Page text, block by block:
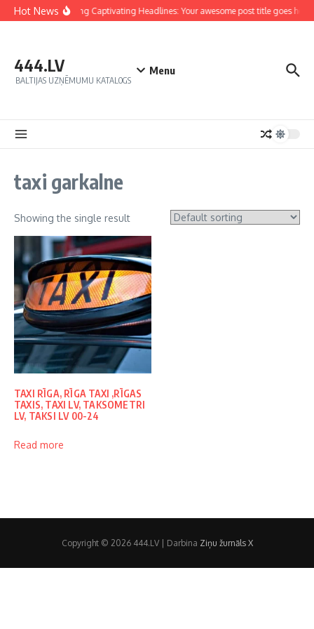
Hot NewsCrafting Captivating Headlines: Your awesome post title goes here
444.LV
BALTIJAS UZŅĒMUMU KATALOGS
Menu
taxi garkalne
Showing the single result
TAXI RĪGA, RĪGA TAXI ,RĪGAS
TAXIS, TAXI LV, TAKSOMETRI
LV, TAKSI LV 00-24
Read more
Copyright © 2026 444.LV | Darbina Ziņu žurnāls X